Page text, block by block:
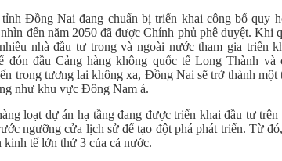
Đồng Nai đang chuẩn bị triển khai công bố quy
đến năm 2050 đã được Chính phủ phê duyệt. Khi
nhà đầu tư trong và ngoài nước tham gia triển
đón đầu Cảng hàng không quốc tế Long Thành và
trong tương lai không xa, Đồng Nai sẽ trở thành một
như khu vực Đông Nam á.
loạt dự án hạ tầng đang được triển khai đầu tư
ngưỡng cửa lịch sử để tạo đột phá phát triển. Từ
kinh tế lớn thứ 3 của cả nước.